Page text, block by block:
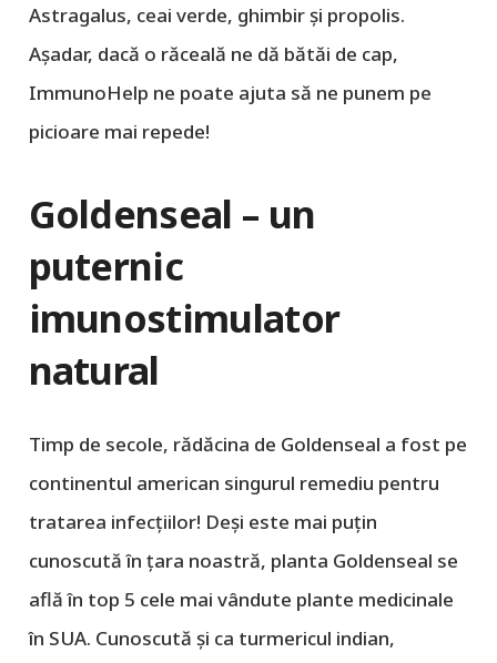
Astragalus, ceai verde, ghimbir și propolis.
Așadar, dacă o răceală ne dă bătăi de cap,
ImmunoHelp ne poate ajuta să ne punem pe
picioare mai repede!
Goldenseal – un
puternic
imunostimulator
natural
Timp de secole, rădăcina de Goldenseal a fost pe
continentul american singurul remediu pentru
tratarea infecțiilor! Deși este mai puțin
cunoscută în țara noastră, planta Goldenseal se
află în top 5 cele mai vândute plante medicinale
în SUA. Cunoscută și ca turmericul indian,